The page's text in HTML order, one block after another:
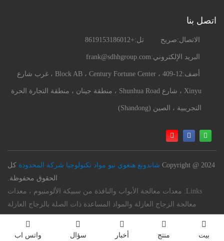
اتصل بنا
الاتصال:صريح تل:+8619153186012
البريد الإلكتروني:frank@sdhhgroup.com
أضف: 409-12 ، Block AB ، Century Fortune Center ، غرب شارع
Xinyu ، شارع Shunhua Road ، منطقة جينان ، منطقة التجارة الحرة
التجريبية ، الصين (Shandong)
Copyright @ 2024 شاندونغ هنغوي نيو مواد تكنولوجيا شركة المحدودة كل
الحقوق محفوظة.
Links:
معدات معالجة الأبواب والنافذة من سبيكة الألومنيوم ، معدات
معالجة الزجاج العازلة والمواد المساعدة ذات الصلة بالزجاج العازلة
بيت منتج أخبار سؤال واتس اب